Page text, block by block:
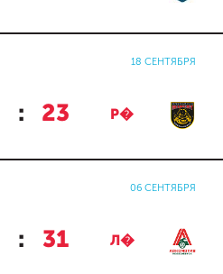
18 СЕНТЯБРЯ
: 23 Р�
06 СЕНТЯБРЯ
: 31 Л�